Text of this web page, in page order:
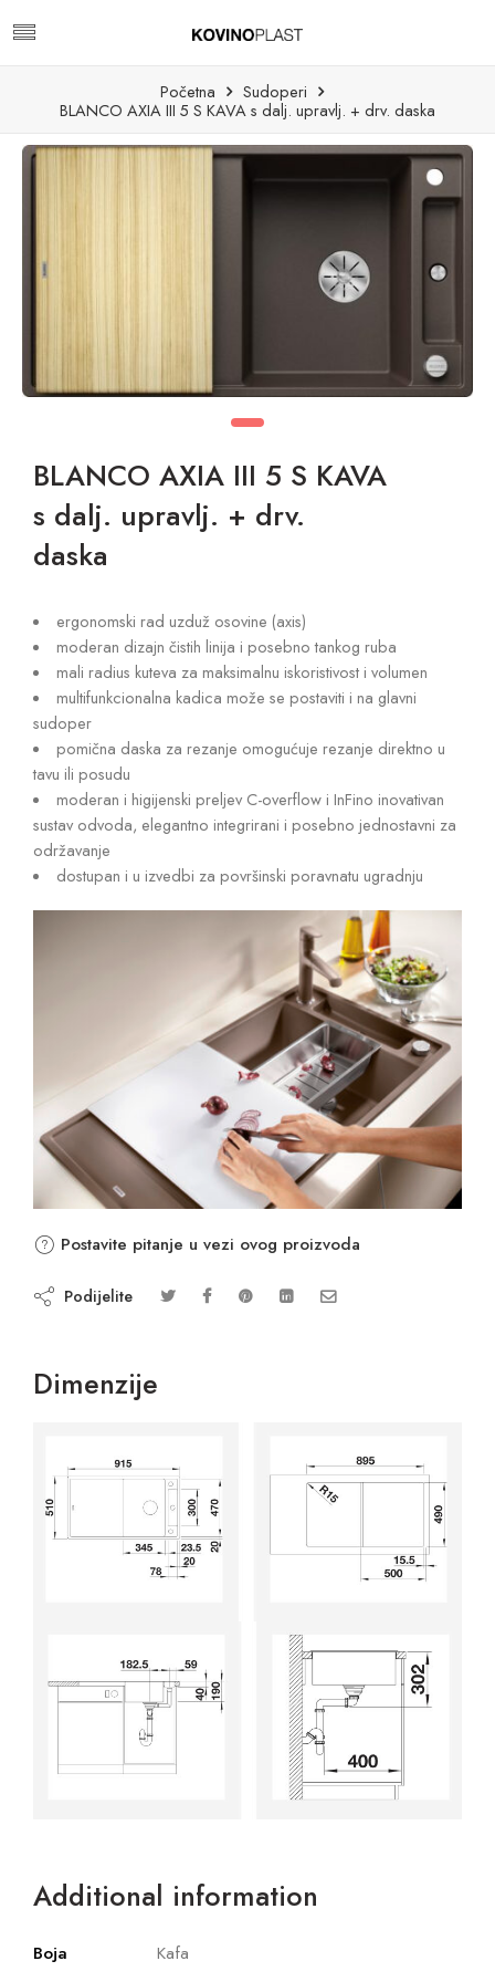
Početna
Sudoperi
BLANCO AXIA III 5 S KAVA s dalj. upravlj. + drv. daska
BLANCO AXIA III 5 S KAVA
s dalj. upravlj. + drv.
daska
ergonomski rad uzduž osovine (axis)
moderan dizajn čistih linija i posebno tankog ruba
mali radius kuteva za maksimalnu iskoristivost i volumen
multifunkcionalna kadica može se postaviti i na glavni
sudoper
pomična daska za rezanje omogućuje rezanje direktno u
tavu ili posudu
moderan i higijenski preljev C-overflow i InFino inovativan
sustav odvoda, elegantno integrirani i posebno jednostavni za
održavanje
dostupan i u izvedbi za površinski poravnatu ugradnju
Postavite pitanje u vezi ovog proizvoda
Podijelite
Dimenzije
Additional information
Boja
Kafa